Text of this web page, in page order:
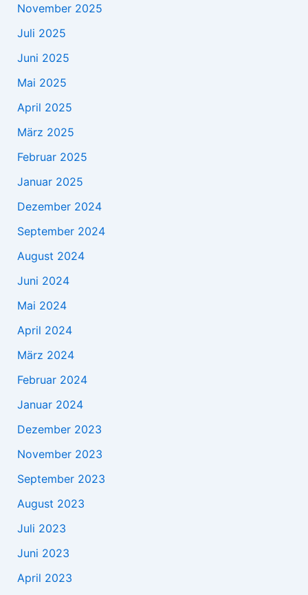
November 2025
Juli 2025
Juni 2025
Mai 2025
April 2025
März 2025
Februar 2025
Januar 2025
Dezember 2024
September 2024
August 2024
Juni 2024
Mai 2024
April 2024
März 2024
Februar 2024
Januar 2024
Dezember 2023
November 2023
September 2023
August 2023
Juli 2023
Juni 2023
April 2023